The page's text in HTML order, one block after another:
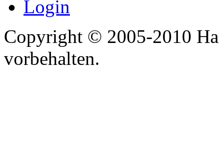
Login
Copyright © 2005-2010
vorbehalten.